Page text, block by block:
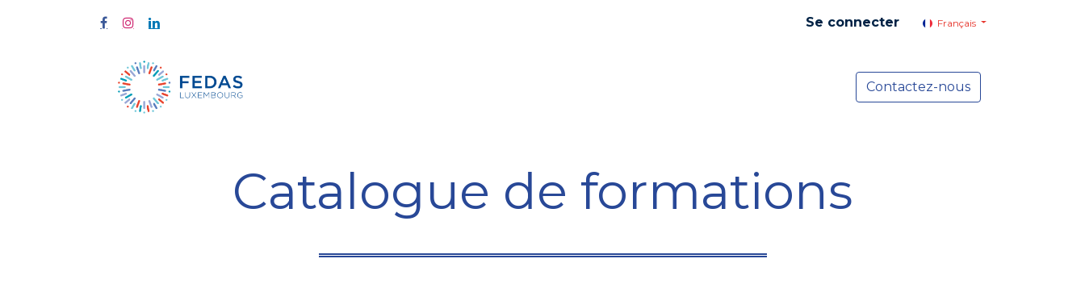
Se connecter Français
Actualités
Contactez-nous
Catalogue de formations